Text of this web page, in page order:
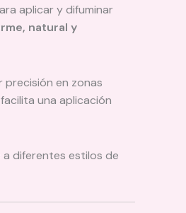
aplicar y difuminar
natural y
precisión en zonas
una aplicación
diferentes estilos de